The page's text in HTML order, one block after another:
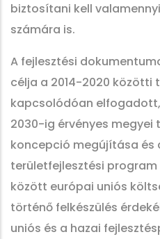
biztosítani kell
számára is.
A fejlesztési
célja a 2014-2020 közötti
kapcsolódóan
2030-ig érvényes megyei
koncepció megújítása és
területfejlesztési program
között európai uniós
történő felkészülés
uniós és a hazai